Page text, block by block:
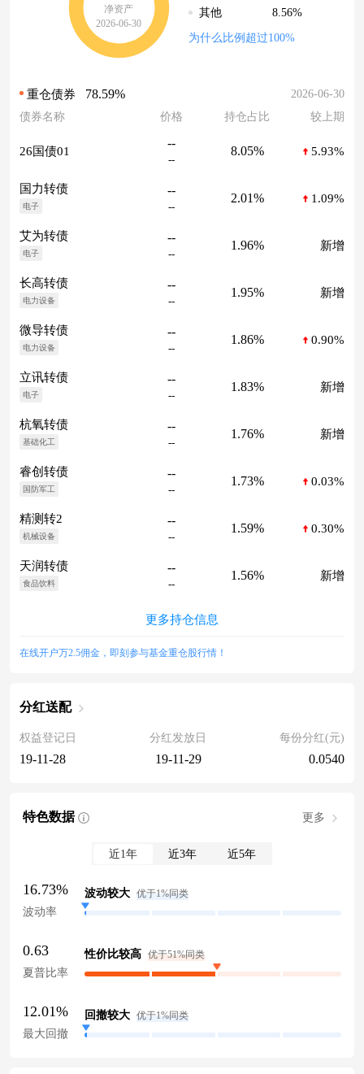
净资产
2026-06-30
其他
8.56%
为什么比例超过100%
重仓债券 78.59%
2026-06-30
债券名称
价格 持仓占比 较上期
26国债01
--
--
8.05% 5.93%
国力转债
电子
--
--
2.01% 1.09%
艾为转债
电子
--
--
1.96% 新增
长高转债
电力设备
--
--
1.95% 新增
微导转债
电力设备
--
--
1.86% 0.90%
立讯转债
电子
--
--
1.83% 新增
杭氧转债
基础化工
--
--
1.76% 新增
睿创转债
国防军工
--
--
1.73% 0.03%
精测转2
机械设备
--
--
1.59% 0.30%
天润转债
食品饮料
--
--
1.56% 新增
更多持仓信息
在线开户万2.5佣金，即刻参与基金重仓股行情！
分红送配
权益登记日
19-11-28
分红发放日
19-11-29
每份分红(元)
0.0540
特色数据 更多
近1年 近3年 近5年
16.73%
波动率
波动较大 优于1%同类
0.63
夏普比率
性价比较高 优于51%同类
12.01%
最大回撤
回撤较大 优于1%同类